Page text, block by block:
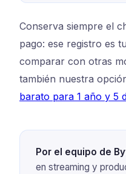
Conserva siempre el
pago: ese registro es
comparar con otras
también nuestra
barato para 1 año y 5
Por el equipo de
en streaming y